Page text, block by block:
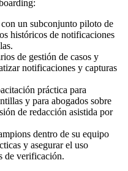
un subconjunto piloto de
históricos de notificaciones
de gestión de casos y
notificaciones y capturas
práctica para
y para abogados sobre
de redacción asistida por
dentro de su equipo
y asegurar el uso
de verificación.